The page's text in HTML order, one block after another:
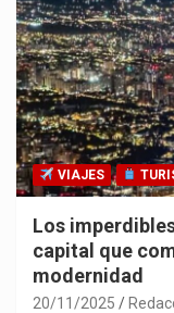
VIAJES
Los
capital que
modernidad
20/11/2025